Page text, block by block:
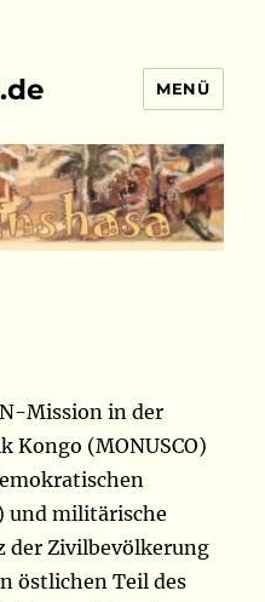
MENÜ
Mission in der
Kongo (MONUSCO)
und militärische
der Zivilbevölkerung
östlichen Teil des